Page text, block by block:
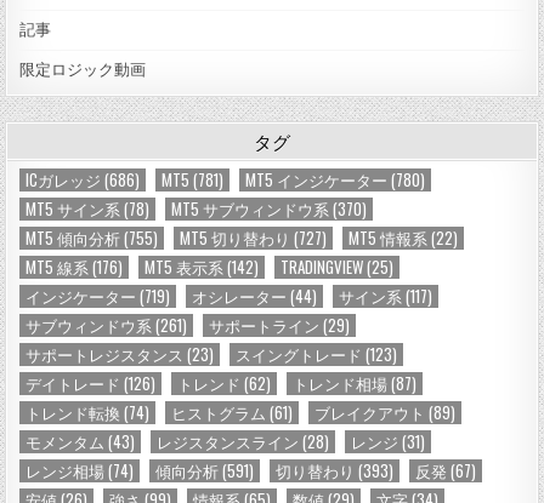
記事
限定ロジック動画
タグ
ICガレッジ (686) MT5 (781) MT5 インジケーター (780)
MT5 サイン系 (78) MT5 サブウィンドウ系 (370)
MT5 傾向分析(755) MT5 切り替わり (727) MT5 情報系 (22)
MT5 線系 (176) MT5 表示系 (142) TRADINGVIEW(25)
インジケーター (719) オシレーター (44) サイン系 (117)
サブウィンドウ系 (261) サポートライン (29)
サポートレジスタンス (23) スイングトレード (123)
デイトレード (126) トレンド (62) トレンド相場 (87)
トレンド転換 (74) ヒストグラム (61) ブレイクアウト (89)
モメンタム (43) レジスタンスライン (28) レンジ (31)
レンジ相場 (74) 傾向分析(591) 切り替わり (393) 反発 (67)